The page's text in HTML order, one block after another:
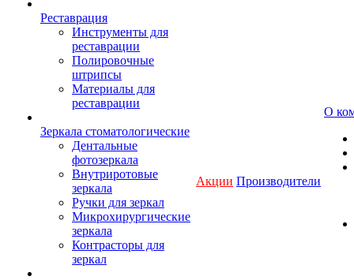
Реставрация
Инструменты для
реставрации
Полировочные
штрипсы
Материалы для
реставрации
Зеркала стоматологические
Дентальные
фотозеркала
Внутриротовые
зеркала
Ручки для зеркал
Микрохирургические
зеркала
Контрасторы для
зеркал
Акции Производители
О